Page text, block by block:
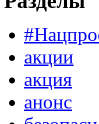
акции
акция
анонс